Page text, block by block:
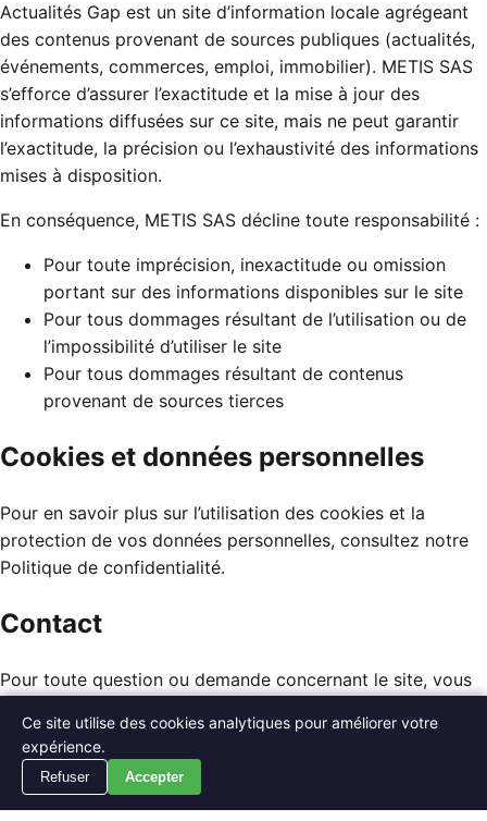
Actualités Gap est un site d’information locale agrégeant
des contenus provenant de sources publiques (actualités,
événements, commerces, emploi, immobilier). METIS SAS
s’efforce d’assurer l’exactitude et la mise à jour des
informations diffusées sur ce site, mais ne peut garantir
l’exactitude, la précision ou l’exhaustivité des informations
mises à disposition.
En conséquence, METIS SAS décline toute responsabilité :
Pour toute imprécision, inexactitude ou omission
portant sur des informations disponibles sur le site
Pour tous dommages résultant de l’utilisation ou de
l’impossibilité d’utiliser le site
Pour tous dommages résultant de contenus
provenant de sources tierces
Cookies et données personnelles
Pour en savoir plus sur l’utilisation des cookies et la
protection de vos données personnelles, consultez notre
Politique de confidentialité.
Contact
Pour toute question ou demande concernant le site, vous
formulaire de contact
Dernière mise à jour : 19 février 2026
Ce site utilise des cookies analytiques pour améliorer votre
expérience.
Refuser Accepter